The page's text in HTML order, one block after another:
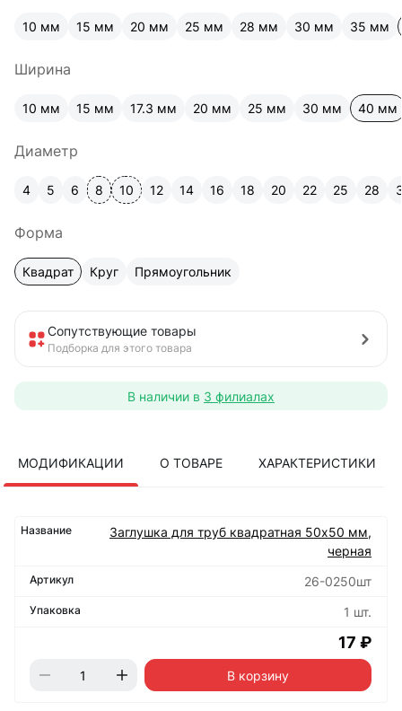
10 мм 15 мм 20 мм 25 мм 28 мм 30 мм 35 мм
Ширина
10 мм 15 мм 17.3 мм 20 мм 25 мм 30 мм 40 мм
Диаметр
4 5 6 8 10 12 14 16 18 20 22 25 28
Форма
Квадрат Круг Прямоугольник
Сопутствующие товары
Подборка для этого товара
В наличии в 3 филиалах
МОДИФИКАЦИИ О ТОВАРЕ ХАРАКТЕРИСТИКИ
Заглушка для труб квадратная 50х50 мм,
черная
26-0250шт
1 шт.
17 ₽
В корзину